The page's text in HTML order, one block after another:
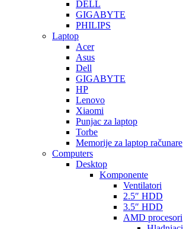
DELL
GIGABYTE
PHILIPS
Laptop
Acer
Asus
Dell
GIGABYTE
HP
Lenovo
Xiaomi
Punjac za laptop
Torbe
Memorije za laptop računare
Computers
Desktop
Komponente
Ventilatori
2.5″ HDD
3.5″ HDD
AMD procesori